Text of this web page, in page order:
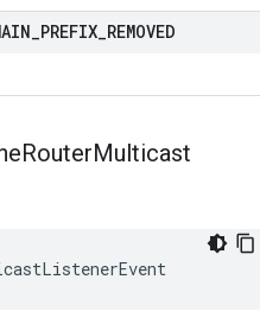
PREFIX REMOVED
RouterMulticast